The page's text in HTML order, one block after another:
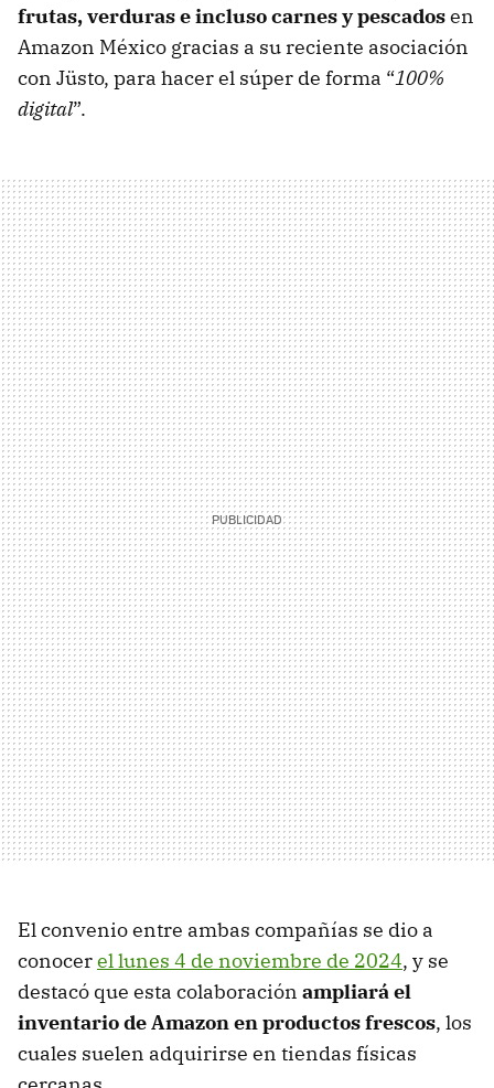
frutas, verduras e incluso carnes y pescadosen
Amazon México gracias a su reciente asociación
con Jüsto, para hacer el súper de forma “100%
digital”.
El convenio entre ambas compañías se dio a
conocerel lunes 4 de noviembre de 2024, y se
destacó que esta colaboración ampliará el
inventario de Amazon en productos frescos, los
cuales suelen adquirirse en tiendas físicas